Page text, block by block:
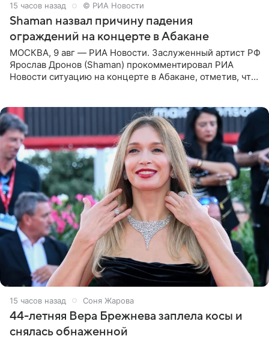
15 часов назад © РИА Новости
Shaman назвал причину падения
ограждений на концерте в Абакане
МОСКВА, 9 авг — РИА Новости. Заслуженный артист РФ
Ярослав Дронов (Shaman) прокомментировал РИА
Новости ситуацию на концерте в Абакане, отметив, что
15 часов назад Соня Жарова
44-летняя Вера Брежнева заплела косы и
снялась обнаженной